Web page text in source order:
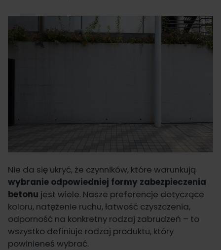
Nie da się ukryć, że czynników, które warunkują
wybranie odpowiedniej formy zabezpieczenia
betonu jest wiele. Nasze preferencje dotyczące
koloru, natężenie ruchu, łatwość czyszczenia,
odporność na konkretny rodzaj zabrudzeń – to
wszystko definiuje rodzaj produktu, który
powinieneś wybrać.